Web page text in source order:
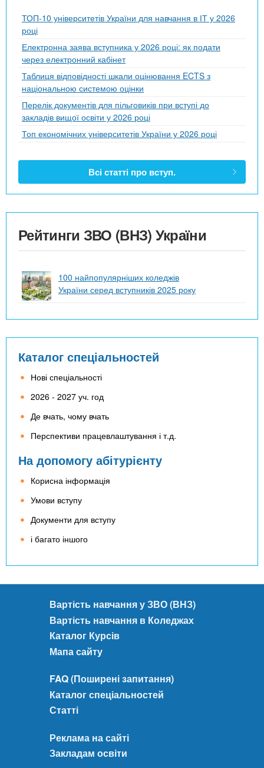
ТОП-10 університетів України для навчання в ІТ у 2026
році
Електронна заява вступника у 2026 році: як подати
через електронний кабінет
Таблиця відповідності шкали оцінювання ECTS з
національною системою оцінки
Перелік документів для пільговиків при вступі до
закладів вищої освіти у 2026 році
Топ економічних університетів України у 2026 році
Всі статті про вступ.
Рейтинги ЗВО (ВНЗ) України
100 найпопулярніших коледжів
України серед вступників 2025 року
Каталог спеціальностей
Нові спеціальності
2026 - 2027 уч. год
Де вчать, чому вчать
Перспективи працевлаштування і т.д.
На допомогу абітурієнту
Корисна інформація
Умови вступу
Документи для вступу
і багато іншого
Вартість навчання у ЗВО (ВНЗ)
Вартість навчання в Коледжах
Каталог Курсів
Мапа сайту
FAQ (Поширені запитання)
Каталог спеціальностей
Статті
Реклама на сайті
Закладам освіти